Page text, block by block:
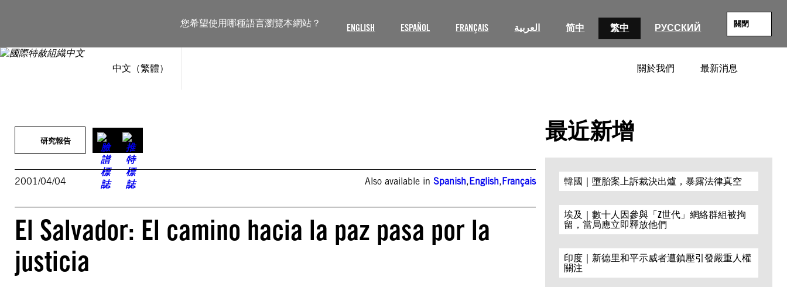
您希望使用哪種語言瀏覽本網站？ ENGLISH ESPAÑOL FRANÇAIS العربية 简中 繁中 РУССКИЙ 關閉
中文（繁體） 關於我們 最新消息
內
研究報告
2001/04/04 Also available inSpanish,English,Français
El Salvador: El camino hacia la paz pasa por la
justicia
最近新增
韓國｜墮胎案上訴裁決出爐，暴露法律真空
埃及｜數十人因參與「Z世代」網絡群組被拘
留，當局應立即釋放他們
印度｜新德里和平示威者遭鎮壓引發嚴重人權
關注